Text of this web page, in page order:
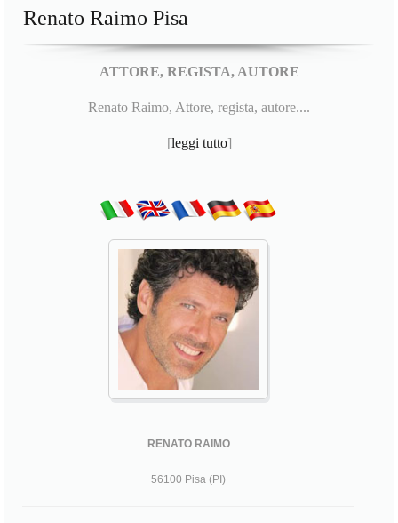
Renato Raimo Pisa
ATTORE, REGISTA, AUTORE
Renato Raimo, Attore, regista, autore....
[leggi tutto]
RENATO RAIMO
56100 Pisa (PI)